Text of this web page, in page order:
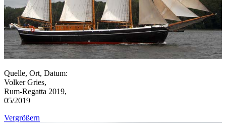
Quelle, Ort, Datum:
Volker Gries,
Rum-Regatta 2019,
05/2019
Vergrößern